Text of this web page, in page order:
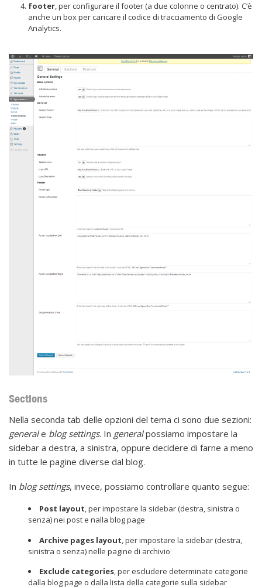
footer, per configurare il footer (a due colonne o centrato). C’è
anche un box per caricare il codice di tracciamento di Google
Analytics.
Sections
Nella seconda tab delle opzioni del tema ci sono due sezioni:
generale blog settings. In generalpossiamo impostare la
sidebar a destra, a sinistra, oppure decidere di farne a meno
in tutte le pagine diverse dal blog.
In blog settings, invece, possiamo controllare quanto segue:
Post layout, per impostare la sidebar (destra, sinistra o
senza) nei post e nalla blog page
Archive pages layout, per impostare la sidebar (destra,
sinistra o senza) nelle pagine di archivio
Exclude categories, per escludere determinate categorie
dalla blog page o dalla lista della categorie sulla sidebar